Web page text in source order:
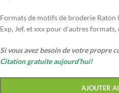
Formats de motifs de broderie Raton
Exp, Jef, et xxx pour d'autres
Si vous avez besoin de votre propre
Citation gratuite aujourd'hui!
AJOUTER